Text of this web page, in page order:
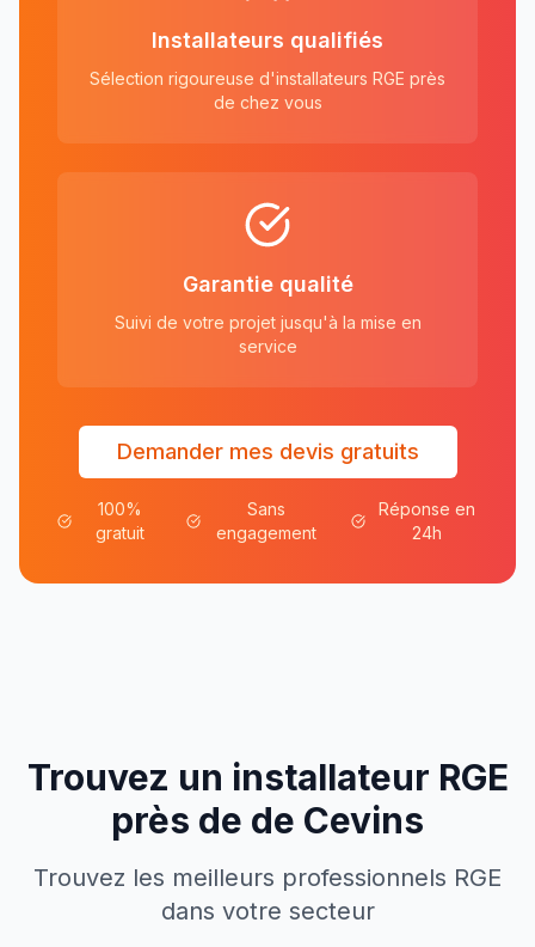
Installateurs qualifiés
Sélection rigoureuse d'installateurs RGE près
de chez vous
Garantie qualité
Suivi de votre projet jusqu'à la mise en
service
Demander mes devis gratuits
100%
gratuit
Sans
engagement
Réponse en
24h
Trouvez un installateur RGE
près de de Cevins
Trouvez les meilleurs professionnels RGE
dans votre secteur